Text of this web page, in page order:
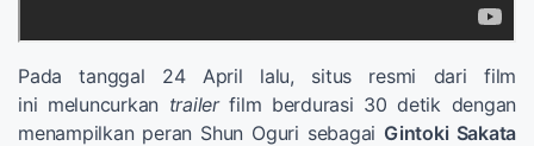
Pada tanggal 24 April lalu, situs resmi dari film
ini meluncurkan trailerfilm berdurasi 30 detik dengan
menampilkan peran Shun Oguri sebagai Gintoki Sakata